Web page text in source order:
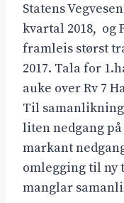
Statens
kvartal 2018, og
framleis størst
2017. Tala for
auke over Rv 7
Til samanlikning
liten nedgang
markant
omlegging til ny
manglar